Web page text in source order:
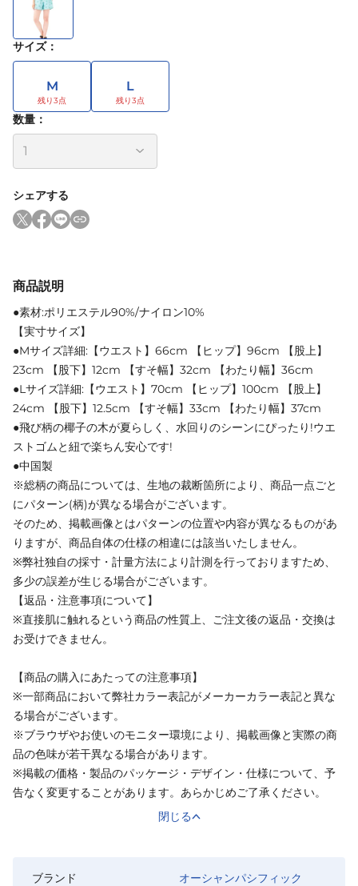
サイズ：
M L
数量：
シェアする
商品説明
●素材:ポリエステル90%/ナイロン10%
【実寸サイズ】
●Mサイズ詳細:【ウエスト】66cm 【ヒップ】96cm 【股上】
23cm 【股下】12cm 【すそ幅】32cm 【わたり幅】36cm
●Lサイズ詳細:【ウエスト】70cm 【ヒップ】100cm 【股上】
24cm 【股下】12.5cm 【すそ幅】33cm 【わたり幅】37cm
●飛び柄の椰子の木が夏らしく、水回りのシーンにぴったり!ウエ
ストゴムと紐で楽ちん安心です!
●中国製
※総柄の商品については、生地の裁断箇所により、商品一点ごと
にパターン(柄)が異なる場合がございます。
そのため、掲載画像とはパターンの位置や内容が異なるものがあ
りますが、商品自体の仕様の相違には該当いたしません。
※弊社独自の採寸・計量方法により計測を行っておりますため、
多少の誤差が生じる場合がございます。
【返品・注意事項について】
※直接肌に触れるという商品の性質上、ご注文後の返品・交換は
お受けできません。
【商品の購入にあたっての注意事項】
※一部商品において弊社カラー表記がメーカーカラー表記と異な
る場合がございます。
※ブラウザやお使いのモニター環境により、掲載画像と実際の商
品の色味が若干異なる場合があります。
※掲載の価格・製品のパッケージ・デザイン・仕様について、予
告なく変更することがあります。あらかじめご了承ください。
閉じる
ブランド
オーシャンパシフィック